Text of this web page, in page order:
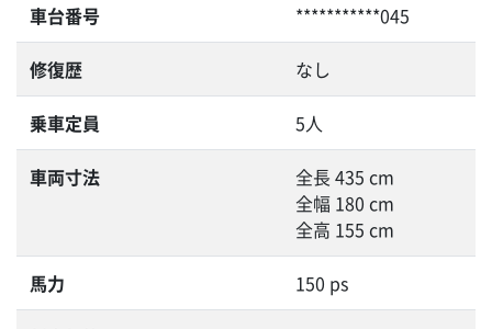
車台番号 ***********045
修復歴 なし
乗車定員 5人
車両寸法
全長 435 cm
全幅 180 cm
全高 155 cm
馬力 150 ps